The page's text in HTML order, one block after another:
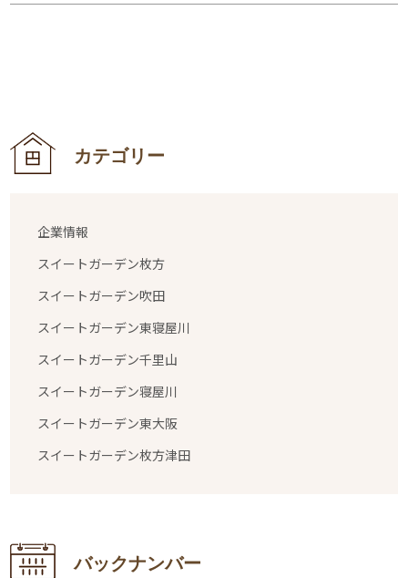
カテゴリー
企業情報
スイートガーデン枚方
スイートガーデン吹田
スイートガーデン東寝屋川
スイートガーデン千里山
スイートガーデン寝屋川
スイートガーデン東大阪
スイートガーデン枚方津田
バックナンバー